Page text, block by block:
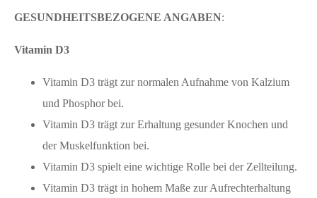
GESUNDHEITSBEZOGENE ANGABEN:
Vitamin D3
Vitamin D3 trägt zur normalen Aufnahme von Kalzium
und Phosphor bei.
Vitamin D3 trägt zur Erhaltung gesunder Knochen und
der Muskelfunktion bei.
Vitamin D3 spielt eine wichtige Rolle bei der Zellteilung.
Vitamin D3 trägt in hohem Maße zur Aufrechterhaltung